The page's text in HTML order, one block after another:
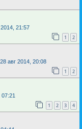
21:57
1 2
28 авг 2014, 20:08
1 2
07:21
1 2 3 4